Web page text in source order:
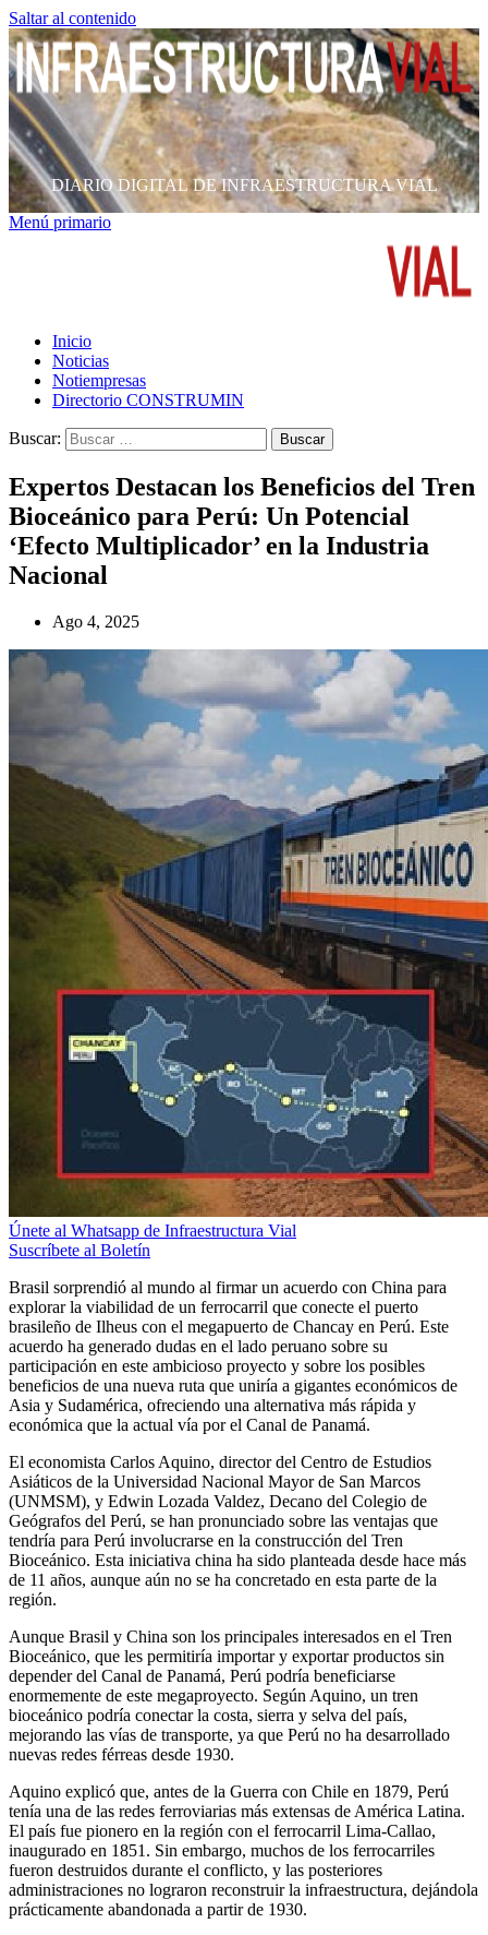
Saltar al contenido
DIARIO DIGITAL DE INFRAESTRUCTURA VIAL
Menú primario
Inicio
Noticias
Notiempresas
Directorio CONSTRUMIN
Buscar:
Expertos Destacan los Beneficios del Tren
Bioceánico para Perú: Un Potencial
‘Efecto Multiplicador’ en la Industria
Nacional
Ago 4, 2025
Únete al Whatsapp de Infraestructura Vial
Suscríbete al Boletín
Brasil sorprendió al mundo al firmar un acuerdo con China para
explorar la viabilidad de un ferrocarril que conecte el puerto
brasileño de Ilheus con el megapuerto de Chancay en Perú. Este
acuerdo ha generado dudas en el lado peruano sobre su
participación en este ambicioso proyecto y sobre los posibles
beneficios de una nueva ruta que uniría a gigantes económicos de
Asia y Sudamérica, ofreciendo una alternativa más rápida y
económica que la actual vía por el Canal de Panamá.
El economista Carlos Aquino, director del Centro de Estudios
Asiáticos de la Universidad Nacional Mayor de San Marcos
(UNMSM), y Edwin Lozada Valdez, Decano del Colegio de
Geógrafos del Perú, se han pronunciado sobre las ventajas que
tendría para Perú involucrarse en la construcción del Tren
Bioceánico. Esta iniciativa china ha sido planteada desde hace más
de 11 años, aunque aún no se ha concretado en esta parte de la
región.
Aunque Brasil y China son los principales interesados en el Tren
Bioceánico, que les permitiría importar y exportar productos sin
depender del Canal de Panamá, Perú podría beneficiarse
enormemente de este megaproyecto. Según Aquino, un tren
bioceánico podría conectar la costa, sierra y selva del país,
mejorando las vías de transporte, ya que Perú no ha desarrollado
nuevas redes férreas desde 1930.
Aquino explicó que, antes de la Guerra con Chile en 1879, Perú
tenía una de las redes ferroviarias más extensas de América Latina.
El país fue pionero en la región con el ferrocarril Lima-Callao,
inaugurado en 1851. Sin embargo, muchos de los ferrocarriles
fueron destruidos durante el conflicto, y las posteriores
administraciones no lograron reconstruir la infraestructura, dejándola
prácticamente abandonada a partir de 1930.